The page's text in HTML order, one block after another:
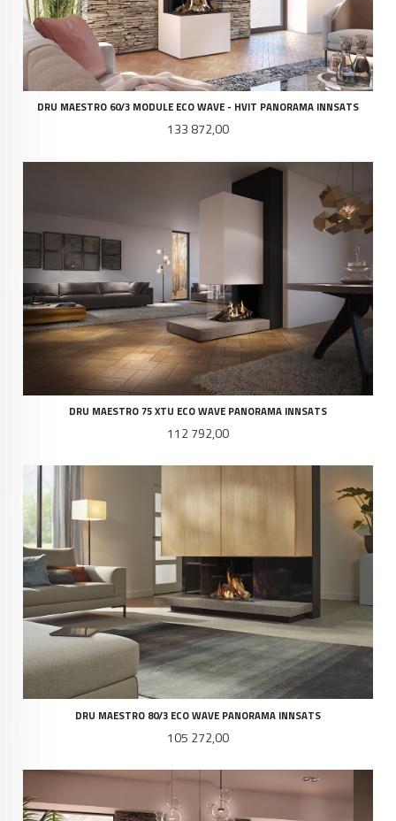
DRU MAESTRO 60/3 MODULE ECO WAVE - HVIT PANORAMA INNSATS
Pris
133 872,00
DRU MAESTRO 75 XTU ECO WAVE PANORAMA INNSATS
Pris
112 792,00
DRU MAESTRO 80/3 ECO WAVE PANORAMA INNSATS
Pris
105 272,00